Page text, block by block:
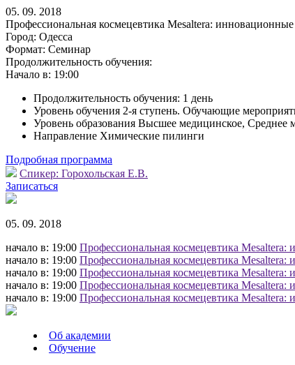
05. 09. 2018
Профессиональная космецевтика Mesaltera:
Город: Одесса
Формат: Семинар
Продолжительность обучения:
Начало в: 19:00
Продолжительность обучения: 1 день
Уровень обучения 2-я ступень. Обучающие
Уровень образования Высшее медицинское, Среднее
Направление Химические пилинги
Подробная программа
Спикер: Горохольская Е.В.
Записаться
05. 09. 2018
начало в: 19:00 Профессиональная космецевтика
начало в: 19:00 Профессиональная космецевтика
начало в: 19:00 Профессиональная космецевтика
начало в: 19:00 Профессиональная космецевтика
начало в: 19:00 Профессиональная космецевтика
Об академии
Обучение